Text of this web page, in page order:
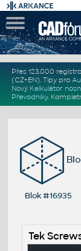
Přes 123.000
(CZ+EN). Tipy pro
Nový Kalkulátor
Převodníky.
Blok #16935
Tek